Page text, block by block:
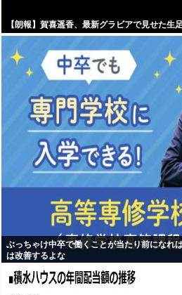
【朗報】賀喜遥香、最新グラビアで見せた生
ぶっちゃけ中卒で働くことが当たり前になれ
は改善するよな